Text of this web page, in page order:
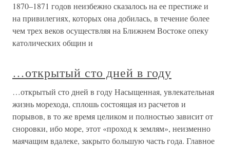
1870–1871 годов неизбежно сказалось на ее престиже и
на привилегиях, которых она добилась, в течение более
чем трех веков осуществляя на Ближнем Востоке опеку
католических общин и
…открытый сто дней в году
…открытый сто дней в году Насыщенная, увлекательная
жизнь морехода, сплошь состоящая из расчетов и
порывов, в то же время целиком и полностью зависит от
сноровки, ибо море, этот «проход к землям», неизменно
маячащим вдалеке, закрыто большую часть года. Главное